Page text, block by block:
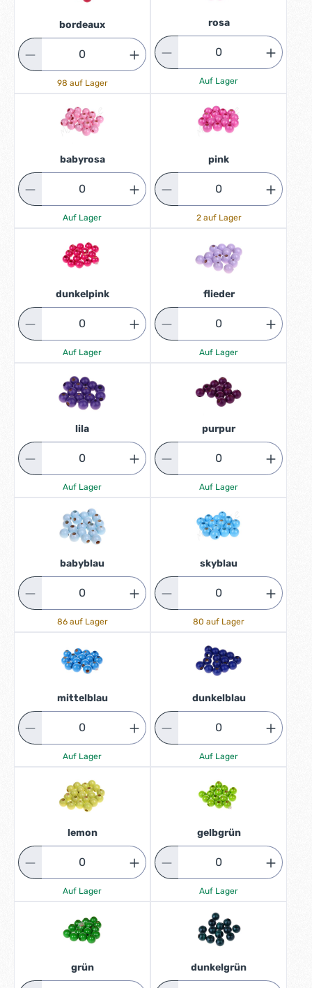
bordeaux
98 auf Lager
rosa
Auf Lager
babyrosa
Auf Lager
pink
2 auf Lager
dunkelpink
Auf Lager
flieder
Auf Lager
lila
Auf Lager
purpur
Auf Lager
babyblau
86 auf Lager
skyblau
80 auf Lager
mittelblau
Auf Lager
dunkelblau
Auf Lager
lemon
Auf Lager
gelbgrün
Auf Lager
grün dunkelgrün